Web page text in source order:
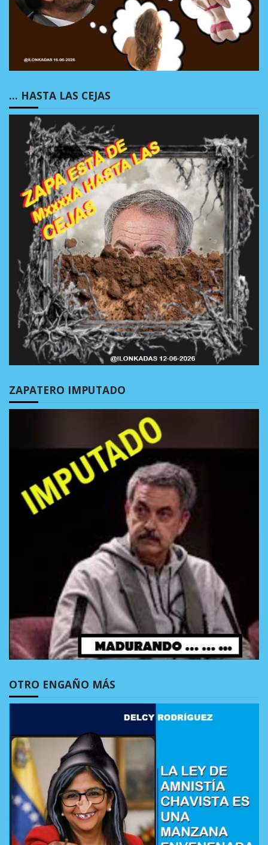
… HASTA LAS CEJAS
ZAPATERO IMPUTADO
OTRO ENGAÑO MÁS